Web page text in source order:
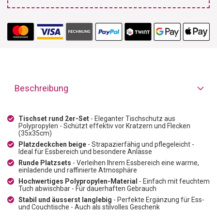
Beschreibung
Tischset rund 2er-Set - Eleganter Tischschutz aus
Polypropylen - Schützt effektiv vor Kratzern und Flecken
(35x35cm)
Platzdeckchen beige - Strapazierfähig und pflegeleicht -
Ideal für Essbereich und besondere Anlässe
Runde Platzsets - Verleihen Ihrem Essbereich eine warme,
einladende und raffinierte Atmosphäre
Hochwertiges Polypropylen-Material - Einfach mit feuchtem
Tuch abwischbar - Für dauerhaften Gebrauch
Stabil und äusserst langlebig - Perfekte Ergänzung für Ess-
und Couchtische - Auch als stilvolles Geschenk